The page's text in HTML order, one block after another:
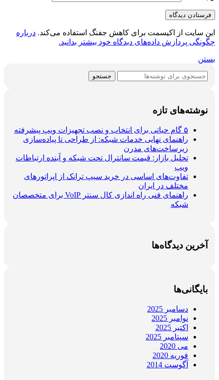
این سایت از اکیسمت برای کاهش جفنگ استفاده می‌کند. درباره
چگونگی پردازش داده‌های دیدگاه خود بیشتر بدانید.
بستن
جستجو
نوشته‌های تازه
۵ گام حیاتی برای انتخاب و نصب تجهیزات ویپ پیشرفته
راهنمای نهایی خدمات شبکه: از طراحی تا پیاده‌سازی
زیرساخت‌های مدرن
تحلیل بازار: قیمت سانترال تحت شبکه و آینده ارتباطات
ویپ
تفاوت‌های اساسی در خرید سیپ ترانک از اپراتورهای
مختلف در ایران
راهنمای فنی راه اندازی کال سنتر VoIP برای متخصصان
شبکه
آخرین دیدگاه‌ها
بایگانی‌ها
دسامبر 2025
نوامبر 2025
اکتبر 2025
سپتامبر 2025
می 2020
فوریه 2020
آگوست 2014